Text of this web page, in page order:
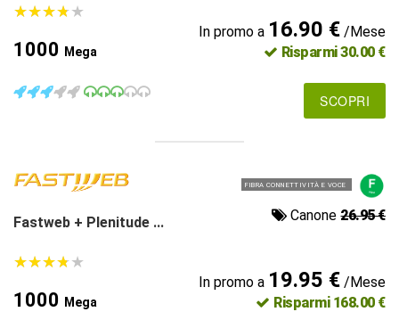
★★★★★
★★★★★
1000 Mega
In promo a 16.90 €/Mese
Risparmi 30.00 €
SCOPRI
FIBRA CONNETTIVITÀ E VOCE
Fastweb + Plenitude ... Canone26.95 €
★★★★★
★★★★★
1000 Mega
In promo a 19.95 €/Mese
Risparmi 168.00 €